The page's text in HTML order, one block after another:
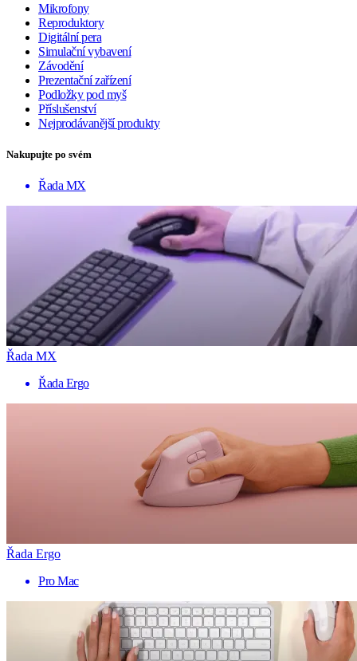
Mikrofony
Reproduktory
Digitální pera
Simulační vybavení
Závodění
Prezentační zařízení
Podložky pod myš
Příslušenství
Nejprodávanější produkty
Nakupujte po svém
Řada MX
Řada MX
Řada Ergo
Řada Ergo
Pro Mac